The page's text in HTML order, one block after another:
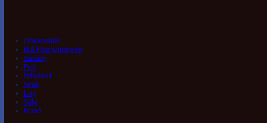
Om/kontakt
Blå Flag/wind/web
træning
Foil
Windsurf
Snak
Log
Salg
Hund